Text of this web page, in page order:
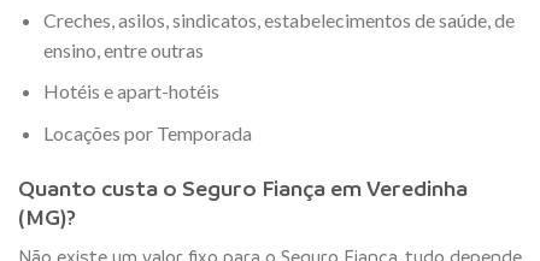
Creches, asilos, sindicatos, estabelecimentos de saúde, de
ensino, entre outras
Hotéis e apart-hotéis
Locações por Temporada
Quanto custa o Seguro Fiança em Veredinha
(MG)?